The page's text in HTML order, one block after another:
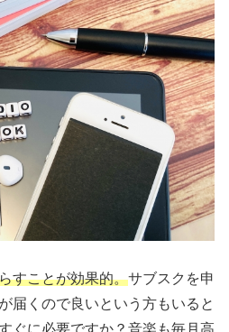
すことが効果的。サブスクを申
届くので良いという方もいると